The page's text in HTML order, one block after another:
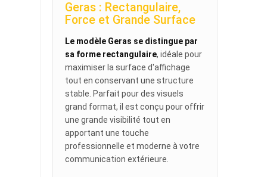
Geras : Rectangulaire,
Force et Grande Surface
Le modèle Geras se distingue par
sa forme rectangulaire, idéale pour
maximiser la surface d'affichage
tout en conservant une structure
stable. Parfait pour des visuels
grand format, il est conçu pour offrir
une grande visibilité tout en
apportant une touche
professionnelle et moderne à votre
communication extérieure.